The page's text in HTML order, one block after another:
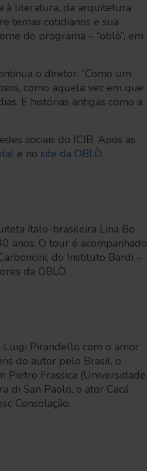
à literatura, da arquitetura
temas cotidianos e sua
do programa – “oblò”, em
o diretor. “Como um
como aquela vez em que
E histórias antigas como a
sociais do ICIB. Após as
e no site da OBLÒ.
ítalo-brasileira Lina Bo
anos. O tour é acompanhado
do Instituto Bardi –
da OBLÒ.
Pirandello com o amor
do autor pelo Brasil, o
Pietro Frassica (Universidade
di San Paolo, o ator Cacá
Consolação.